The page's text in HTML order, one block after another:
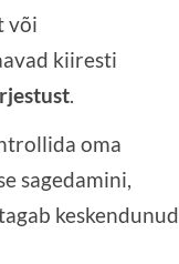
või
kiiresti
oma
sagedamini,
keskendunud